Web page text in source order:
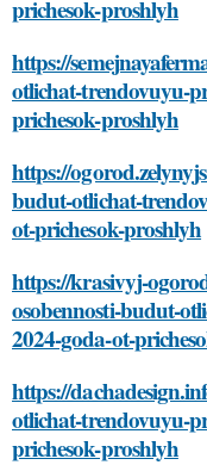
prichesok-proshlyh
https://
otlichat-trendovuyu-
prichesok-proshlyh
https://
budut-otlichat-
ot-prichesok-proshlyh
https://krasivyj-
osobennosti-budut-
2024-goda-ot-
https://
otlichat-trendovuyu-
prichesok-proshlyh